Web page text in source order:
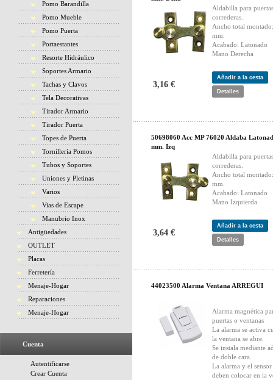
Pomo Barandilla
Pomo Mueble
Pomo Puerta
Portaestantes
Resorte Hidráulico
Soportes Armario
Tachas y Clavos
Tela Decorativas
Tirador Armario
Tirador Puerta
Topes de Puerta
Tornillería Pomos
Tubos y Soportes
Uniones y Pletinas
Varios
Vias de Escape
Manubrio Inox
Antigüedades
OUTLET
Placas
Ferretería
Menaje-Hogar
Reparaciones
Menaje-Hogar
Cuenta
Autentificarse
Crear Cuenta
Aldabilla para puertas
correderas.
Ancho total
mm.
Acabado: Latonado
Mano Derecha
3,16 €
Añadir a la cesta
Detalles
50698060 Acc MP 76020 Aldaba
mm. Izq
Aldabilla para puertas
correderas.
Ancho total
mm.
Acabado: Latonado
Mano Izquierda
3,64 €
Añadir a la cesta
Detalles
44023500 Alarma Ventana ARREGUI
Alarma magnética
puertas o ventanas
La alarma se activa
la ventana se abre.
Se instala mediante
de doble cara.
La alarma y el sensor
deben colocar en la